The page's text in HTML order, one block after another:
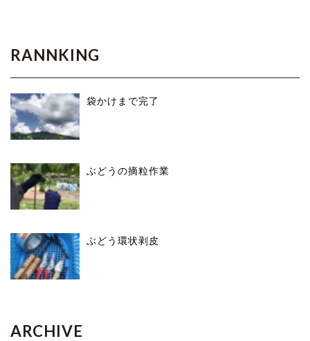
RANNKING
袋かけまで完了
ぶどうの摘粒作業
ぶどう環状剥皮
ARCHIVE